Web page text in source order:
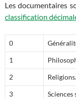
Les documentaires
classification
0
1
2
3 Sciences